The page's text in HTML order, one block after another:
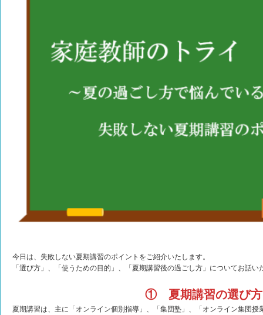
今日は、失敗しない夏期講習のポイントをご紹介いたします。
「選び方」、「使うための目的」、「夏期講習後の過ごし方」についてお話
① 夏期講習の選び方
夏期講習は、主に「オンライン個別指導」、「集団塾」、「オンライン集団